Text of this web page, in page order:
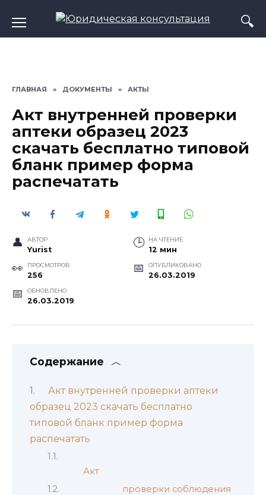
содержанию
ГЛАВНАЯ » ДОКУМЕНТЫ » АКТЫ
Акт внутренней проверки
аптеки образец 2023
скачать бесплатно типовой
бланк пример форма
распечатать
АВТОР
Yurist
НА ЧТЕНИЕ
12 мин
ПРОСМОТРОВ
256
ОПУБЛИКОВАНО
26.03.2019
ОБНОВЛЕНО
26.03.2019
Содержание
Акт внутренней проверки аптеки
образец 2023 скачать бесплатно
типовой бланк пример форма
распечатать
Акт
проверки соблюдения